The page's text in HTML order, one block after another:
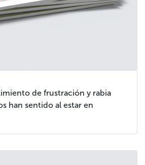
de frustración y rabia
han sentido al estar en